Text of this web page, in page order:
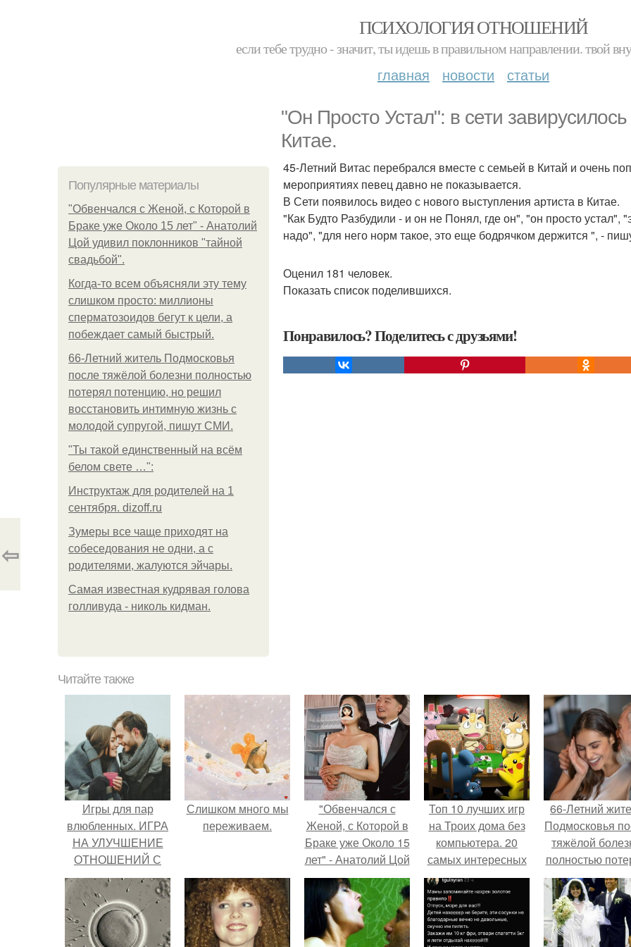
ПСИХОЛОГИЯ ОТНОШЕНИЙ
если тебе трудно - значит, ты идешь в правильном направлении. твой
главная новости статьи
"Он Просто Устал": в сети
Китае.
Популярные материалы
"Обвенчался с Женой, с Которой в
Браке уже Около 15 лет" - Анатолий
Цой удивил поклонников "тайной
свадьбой".
Когда-то всем объясняли эту тему
слишком просто: миллионы
сперматозоидов бегут к цели, а
побеждает самый быстрый.
66-Летний житель Подмосковья
после тяжёлой болезни полностью
потерял потенцию, но решил
восстановить интимную жизнь с
молодой супругой, пишут СМИ.
"Ты такой единственный на всём
белом свете …":
Инструктаж для родителей на 1
сентября. dizoff.ru
Зумеры все чаще приходят на
собеседования не одни, а с
родителями, жалуются эйчары.
Самая известная кудрявая голова
голливуда - николь кидман.
45-Летний Витас перебрался вместе с семьей в Китай и очень
мероприятиях певец давно не показывается.
В Сети появилось видео с нового выступления артиста в Китае.
"Как Будто Разбудили - и он не Понял, где он", "он просто устал",
надо", "для него норм такое, это еще бодрячком держится ", -
Оценил 181 человек.
Показать список поделившихся.
Понравилось? Поделитесь с друзьями!
⇦
Читайте также
Игры для пар
влюбленных. ИГРА
НА УЛУЧШЕНИЕ
ОТНОШЕНИЙ С
ЛЮБИМЫМ
Слишком много мы
пеpеживаем.
"Обвенчался с
Женой, с Которой в
Браке уже Около 15
лет" - Анатолий Цой
удивил
поклонников
"тайной свадьбой".
Топ 10 лучших игр
на Троих дома без
компьютера. 20
самых интересных
игр для компании
66-Летний
Подмосковья
тяжёлой
полностью
потенцию, но
решил
интимную